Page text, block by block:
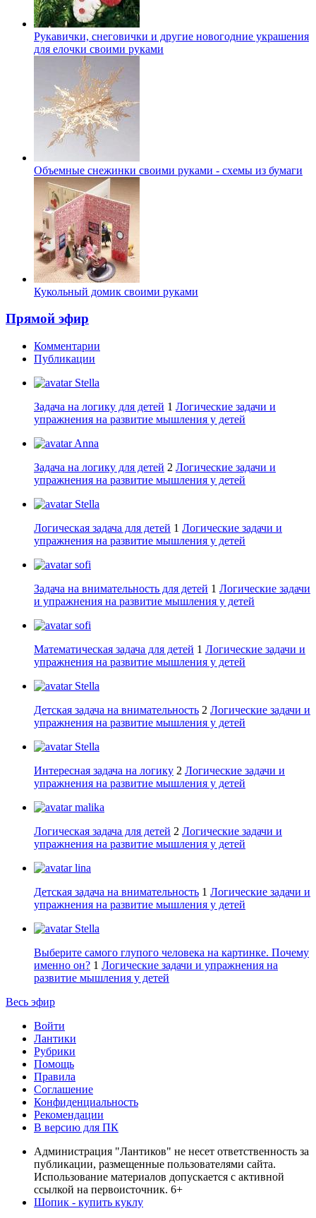
Рукавички, снеговички и другие новогодние украшения
для елочки своими руками
Объемные снежинки своими руками - схемы из бумаги
Кукольный домик своими руками
Прямой эфир
Комментарии
Публикации
Stella
Задача на логику для детей 1 Логические задачи и
упражнения на развитие мышления у детей
Anna
Задача на логику для детей 2 Логические задачи и
упражнения на развитие мышления у детей
Stella
Логическая задача для детей 1 Логические задачи и
упражнения на развитие мышления у детей
sofi
Задача на внимательность для детей 1 Логические задачи
и упражнения на развитие мышления у детей
sofi
Математическая задача для детей 1 Логические задачи и
упражнения на развитие мышления у детей
Stella
Детская задача на внимательность 2 Логические задачи и
упражнения на развитие мышления у детей
Stella
Интересная задача на логику 2 Логические задачи и
упражнения на развитие мышления у детей
malika
Логическая задача для детей 2 Логические задачи и
упражнения на развитие мышления у детей
lina
Детская задача на внимательность 1 Логические задачи и
упражнения на развитие мышления у детей
Stella
Выберите самого глупого человека на картинке. Почему
именно он? 1 Логические задачи и упражнения на
развитие мышления у детей
Весь эфир
Войти
Лантики
Рубрики
Помощь
Правила
Соглашение
Конфиденциальность
Рекомендации
В версию для ПК
Администрация "Лантиков" не несет ответственность за
публикации, размещенные пользователями сайта.
Использование материалов допускается с активной
ссылкой на первоисточник. 6+
Шопик - купить куклу